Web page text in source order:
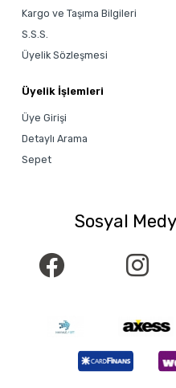
Kargo ve Taşıma Bilgileri
S.S.S.
Üyelik Sözleşmesi
Üyelik İşlemleri
Üye Girişi
Detaylı Arama
Sepet
Sosyal